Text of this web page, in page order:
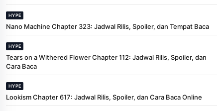
HYPE
Nano Machine Chapter 323: Jadwal Rilis, Spoiler, dan Tempat Baca
HYPE
Tears on a Withered Flower Chapter 112: Jadwal Rilis, Spoiler, dan
Cara Baca
HYPE
Lookism Chapter 617: Jadwal Rilis, Spoiler, dan Cara Baca Online